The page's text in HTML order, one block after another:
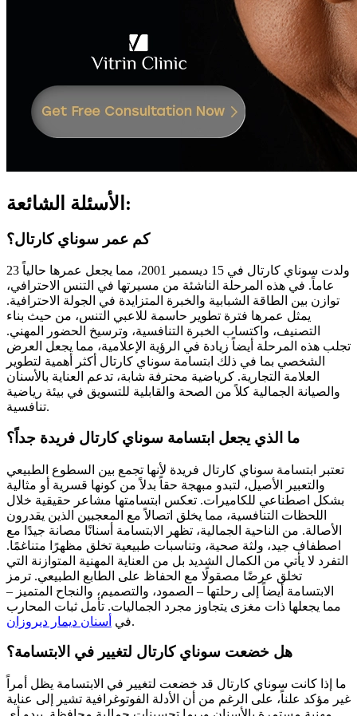
الأسئلة الشائعة:
كم عمر سوناي كارتال؟
ولدت سوناي كارتال في 15 ديسمبر 2001، مما يجعل عمرها حالياً 23
عاماً. في هذه المرحلة الناشئة من مسيرتها في التنس الاحترافي،
توازن بين الطاقة الشبابية والخبرة المتزايدة في الجولة الاحترافية.
يمثل عمرها فترة تطوير حاسمة للاعبي التنس، من حيث بناء
التصنيف، واكتساب الخبرة التنافسية، وترسيخ الحضور المهني.
تجلب هذه المرحلة أيضاً زيادة في الرؤية الإعلامية، مما يجعل العرض
الشخصي بما في ذلك ابتسامة سوناي كارتال أكثر أهمية لتطوير
العلامة التجارية. كرياضية محترفة شابة، تدعم العناية بالأسنان
والصيانة الجمالية كلاً من الصحة والقابلية للتسويق في بيئة رياضية
تنافسية.
ما الذي يجعل ابتسامة سوناي كارتال فريدة جداً؟
تعتبر ابتسامة سوناي كارتال فريدة لأنها تجمع بين السطوع الطبيعي
والتعبير الأصيل، لتبدو مبهجة حقاً بدلاً من كونها قسرية أو مثالية
بشكل اصطناعي للكاميرات. تعكس ابتسامتها مشاعر حقيقية خلال
اللحظات التنافسية، مما يخلق اتصالاً مع المعجبين الذين يقدرون
الأصالة. من الناحية الجمالية، تظهر الابتسامة أسنانًا مصانة جيدًا مع
اصطفاف جيد، ولثة صحية، وتناسبات طبيعية تخلق مظهرًا متناغمًا.
التفرد لا يأتي من الكمال الشديد بل من العناية المهنية المتوازنة التي
تخلق عرضًا مصقولًا مع الحفاظ على الطابع الطبيعي. ترمز
الابتسامة أيضاً إلى رحلتها – الصمود، والتصميم، والنجاح المتميز –
مما يجعلها ذات مغزى يتجاوز مجرد الجماليات. تأمل ثبات المحارب
في أسنان ديمار ديروزان .
هل خضعت سوناي كارتال لتغيير في الابتسامة؟
ما إذا كانت سوناي كارتال قد خضعت لتغيير في الابتسامة يظل أمراً
غير مؤكد علناً، على الرغم من أن الأدلة الفوتوغرافية تشير إلى عناية